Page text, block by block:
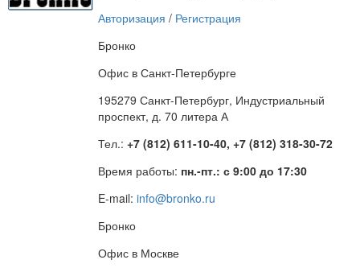
Авторизация / Регистрация
Бронко
Офис в Санкт-Петербурге
195279 Санкт-Петербург, Индустриальный
проспект, д. 70 литера А
Тел.: +7 (812) 611-10-40, +7 (812) 318-30-72
Время работы: пн.-пт.: с 9:00 до 17:30
E-mail: info@bronko.ru
Бронко
Офис в Москве